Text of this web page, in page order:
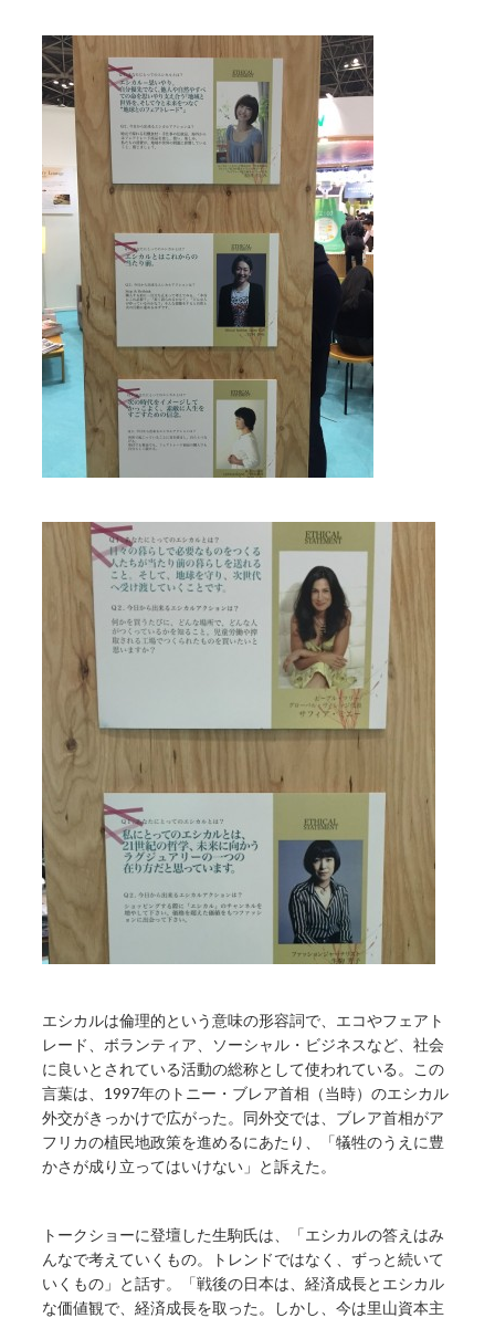
エシカルは倫理的という意味の形容詞で、エコやフェアト
レード、ボランティア、ソーシャル・ビジネスなど、社会
に良いとされている活動の総称として使われている。この
言葉は、1997年のトニー・ブレア首相（当時）のエシカル
外交がきっかけで広がった。同外交では、ブレア首相がア
フリカの植民地政策を進めるにあたり、「犠牲のうえに豊
かさが成り立ってはいけない」と訴えた。
トークショーに登壇した生駒氏は、「エシカルの答えはみ
んなで考えていくもの。トレンドではなく、ずっと続いて
いくもの」と話す。「戦後の日本は、経済成長とエシカル
な価値観で、経済成長を取った。しかし、今は里山資本主